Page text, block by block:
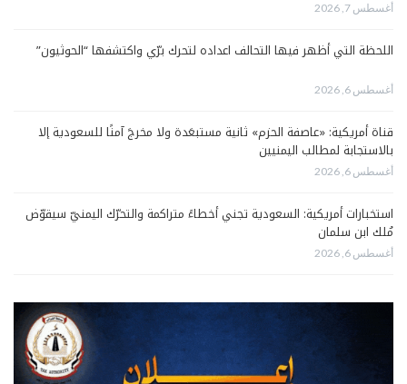
أغسطس 7, 2026
اللحظة التي أظهر فيها التحالف اعداده لتحرك برّي واكتشفها “الحوثيون”
أغسطس 6, 2026
قناة أمريكية: «عاصفة الحزم» ثانية مستبعَدة ولا مخرجَ آمنًا للسعودية إلا
بالاستجابة لمطالب اليمنيين
أغسطس 6, 2026
استخبارات أمريكية: السعودية تجني أخطاءً متراكمة والتحرّك اليمنيّ سيقوّض
مُلك ابن سلمان
أغسطس 6, 2026